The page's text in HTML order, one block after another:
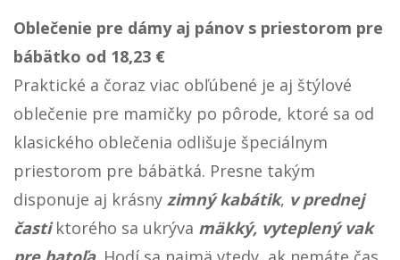
Oblečenie pre dámy aj pánov s priestorom pre
bábätko od 18,23 €
Praktické a čoraz viac obľúbené je aj štýlové
oblečenie pre mamičky po pôrode, ktoré sa od
klasického oblečenia odlišuje špeciálnym
priestorom pre bábätká. Presne takým
disponuje aj krásny
zimný kabátik ,
v prednej
ktorého sa ukrýva
mäkký, vyteplený vak